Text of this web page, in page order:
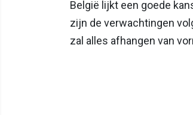
België lijkt een goede
zijn de verwachtingen
zal alles afhangen van